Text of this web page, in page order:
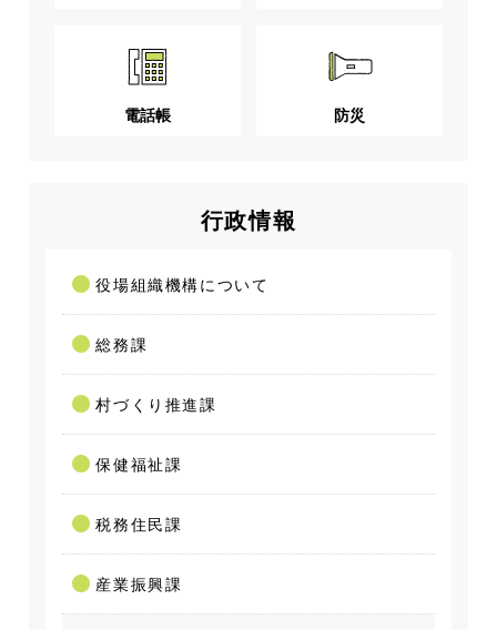
電話帳 防災
行政情報
役場組織機構について
総務課
村づくり推進課
保健福祉課
税務住民課
産業振興課